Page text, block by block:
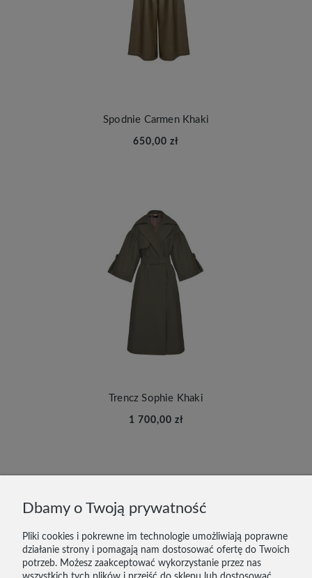
Spodnie Carmen Khaki
650,00 zł
Trencz Sophie Khaki
1 700,00 zł
DOSTAWA I PŁATNOŚĆ
KONTAKT
Dbamy o Twoją prywatność
Pliki cookies i pokrewne im technologie umożliwiają poprawne
działanie strony i pomagają nam dostosować ofertę do Twoich
potrzeb. Możesz zaakceptować wykorzystanie przez nas